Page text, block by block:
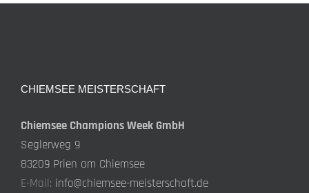
CHIEMSEE MEISTERSCHAFT
Chiemsee Champions Week GmbH
Seglerweg 9
83209 Prien am Chiemsee
E-Mail: info@chiemsee-meisterschaft.de